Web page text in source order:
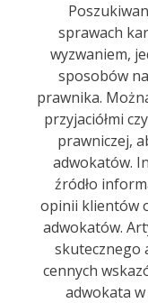
sprawach
wyzwaniem,
sposobów
prawnika.
przyjaciółmi
prawniczej,
adwokatów.
źródło
opinii klientów
adwokatów.
skutecznego
cennych
adwokata